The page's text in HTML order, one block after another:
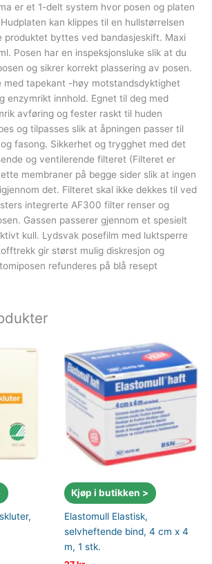
er et 1-delt system hvor posen og platen
kan klippes til en hullstørrelsen
produktet byttes ved bandasjeskift. Maxi
Posen har en inspeksjonsluke slik at du
og sikrer korrekt plassering av posen.
med tapekant -høy motstandsdyktighet
enzymrikt innhold. Egnet til deg med
avføring og fester raskt til huden
og tilpasses slik at åpningen passer til
fasong. Sikkerhet og trygghet med det
og ventilerende filteret (Filteret er
membraner på begge sider slik at ingen
det. Filteret skal ikke dekkes til ved
integrerte AF300 filter renser og
Gassen passerer gjennom et spesielt
kull. Lydsvak posefilm med luktsperre
gir størst mulig diskresjon og
refunderes på blå resept
Kjøp i butikken >
Elastomull Elastisk,
selvheftende bind, 4 cm x 4
m, 1 stk.